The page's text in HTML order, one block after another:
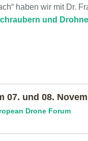
haben wir mit Dr.
und
07. und 08.
Drone Forum